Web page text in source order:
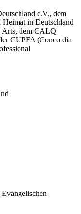
e.V., dem
in Deutschland
Arts, dem CALQ
CUPFA (Concordia